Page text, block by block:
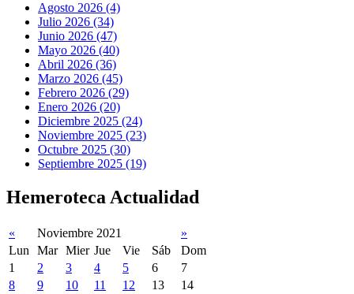
Agosto 2026 (4)
Julio 2026 (34)
Junio 2026 (47)
Mayo 2026 (40)
Abril 2026 (36)
Marzo 2026 (45)
Febrero 2026 (29)
Enero 2026 (20)
Diciembre 2025 (24)
Noviembre 2025 (23)
Octubre 2025 (30)
Septiembre 2025 (19)
Hemeroteca Actualidad
« Noviembre 2021
»
Lun
Mar Mier Jue Vie Sáb
Dom
1
2 3 4 5 6
7
8
9 10 11 12 13
14